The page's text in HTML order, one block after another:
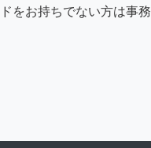
をお持ちでない方は事